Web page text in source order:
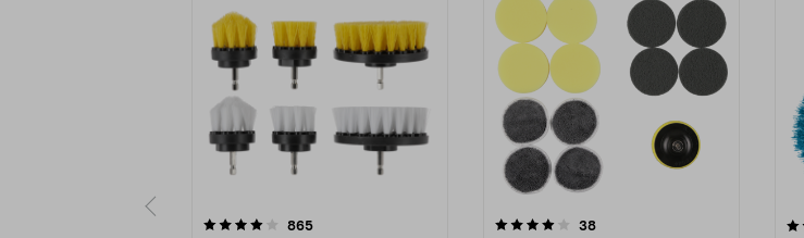
865recensioner
4.0 av 5 stjärnor 38recensioner
3.5 av 5 stjärnor